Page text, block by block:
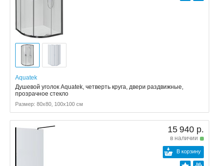
Aquatek
Душевой уголок Aquatek, четверть круга, двери раздвижные,
прозрачное стекло
Размер: 80x80, 100x100 см
15 940 р.
в наличии
В корзину